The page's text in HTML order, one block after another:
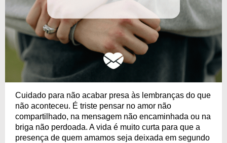
Cuidado para não acabar presa às lembranças do que
não aconteceu. É triste pensar no amor não
compartilhado, na mensagem não encaminhada ou na
briga não perdoada. A vida é muito curta para que a
presença de quem amamos seja deixada em segundo